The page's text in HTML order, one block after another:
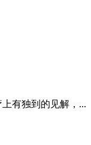
有独到的见解，...